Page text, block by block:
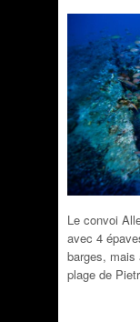
Le convoi
avec 4
barges, mais
plage de